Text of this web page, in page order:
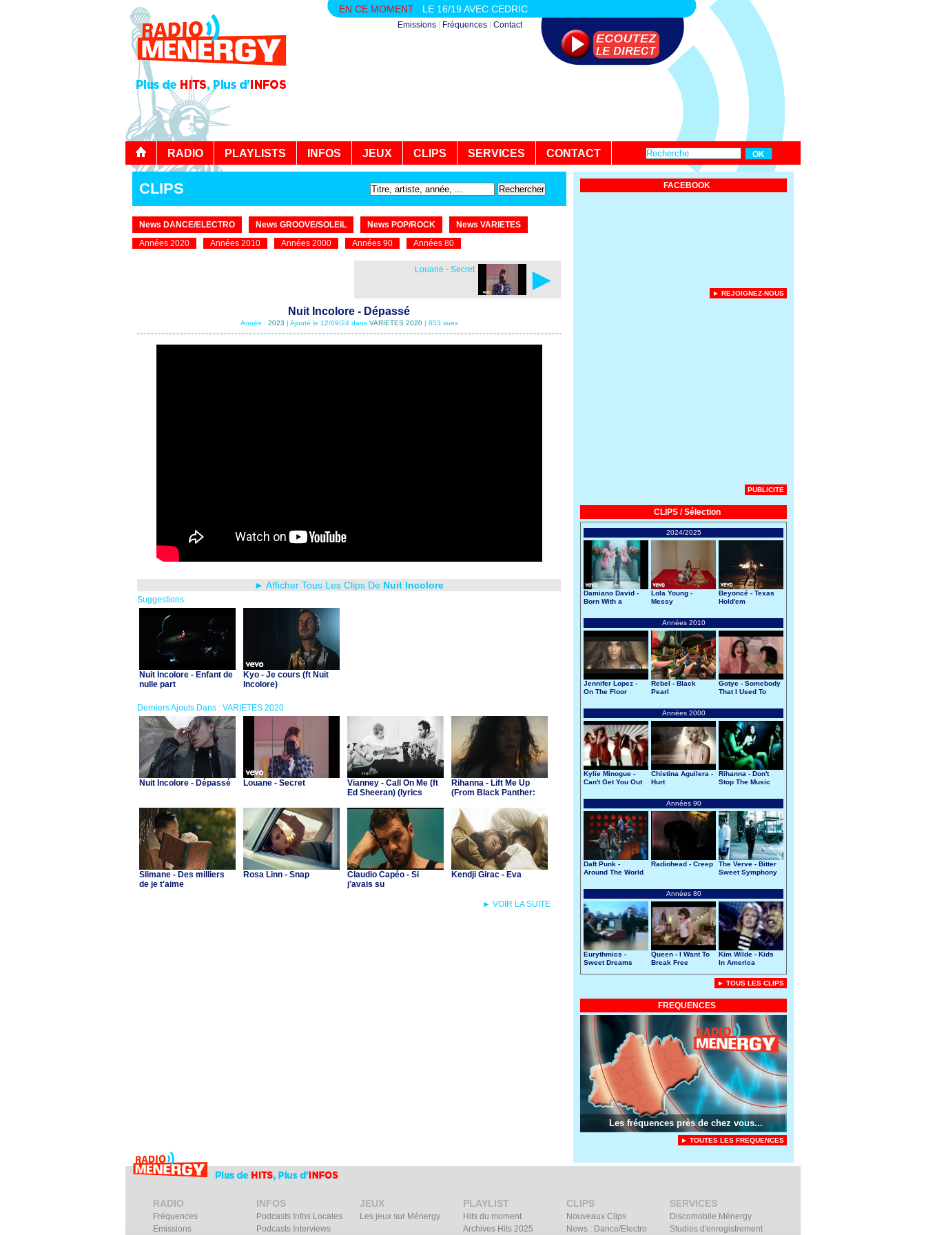
EN CE MOMENT : LE 16/19 AVEC CEDRIC
Emissions Fréquences Contact
RADIO PLAYLISTS INFOS JEUX CLIPS SERVICES CONTACT
CLIPS
News DANCE/ELECTRO News GROOVE/SOLEIL News POP/ROCK
News VARIETES
Années 2020
Années 2010 Années 2000 Années 90 Années 80
►
Louane - Secret
Nuit Incolore - Dépassé
Année : 2023 | Ajouté le 12/09/24 dans VARIETES 2020| 853 vues
► Afficher Tous Les Clips De Nuit Incolore
Suggestions
Nuit Incolore - Enfant de
nulle part
Kyo - Je cours (ft Nuit
Incolore)
Derniers Ajouts Dans : VARIETES 2020
Nuit Incolore - Dépassé Louane - Secret
Vianney - Call On Me (ft
Ed Sheeran) (lyrics
Rihanna - Lift Me Up
(From Black Panther:
Slimane - Des milliers
de je t'aime
Rosa Linn - Snap
Claudio Capéo - Si
j’avais su
Kendji Girac - Eva
► VOIR LA SUITE
FACEBOOK
► REJOIGNEZ-NOUS
PUBLICITE
CLIPS / Sélection
2024/2025
Damiano David -
Born With a
Lola Young -
Messy
Beyoncé - Texas
Hold'em
Années 2010
Jennifer Lopez -
On The Floor
Rebel - Black
Pearl
Gotye - Somebody
That I Used To
Années 2000
Kylie Minogue -
Can't Get You Out
Chistina Aguilera -
Hurt
Rihanna - Don't
Stop The Music
Années 90
Daft Punk -
Around The World
Radiohead - Creep
The Verve - Bitter
Sweet Symphony
Années 80
Eurythmics -
Sweet Dreams
Queen - I Want To
Break Free
Kim Wilde - Kids
In America
► TOUS LES CLIPS
FREQUENCES
Les fréquences près de chez vous...
► TOUTES LES FREQUENCES
RADIO
Fréquences
Emissions
INFOS
Podcasts Infos Locales
Podcasts Interviews
JEUX
Les jeux sur Ménergy
PLAYLIST
Hits du moment
Archives Hits 2025
CLIPS
Nouveaux Clips
News : Dance/Electro
SERVICES
Discomobile Ménergy
Studios d'enregistrement